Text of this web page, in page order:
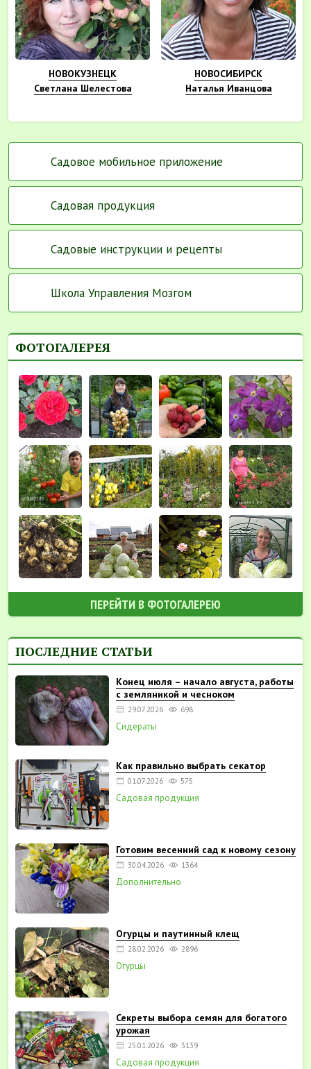
НОВОКУЗНЕЦК
Светлана Шелестова
НОВОСИБИРСК
Наталья Иванцова
Садовое мобильное приложение
Садовая продукция
Садовые инструкции и рецепты
Школа Управления Мозгом
ФОТОГАЛЕРЕЯ
ПЕРЕЙТИ В ФОТОГАЛЕРЕЮ
ПОСЛЕДНИЕ СТАТЬИ
Конец июля – начало августа, работы
с земляникой и чесноком
29.07.2026 698
Сидераты
Как правильно выбрать секатор
01.07.2026 575
Садовая продукция
Готовим весенний сад к новому сезону
30.04.2026 1364
Дополнительно
Огурцы и паутинный клещ
28.02.2026 2896
Огурцы
Секреты выбора семян для богатого
урожая
25.01.2026 3139
Садовая продукция